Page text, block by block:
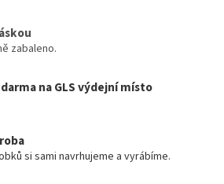
zabaleno.
na GLS výdejní místo
si sami navrhujeme a vyrábíme.